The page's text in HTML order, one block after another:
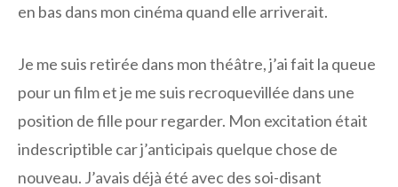
en bas dans mon cinéma quand elle arriverait.
Je me suis retirée dans mon théâtre, j’ai fait la queue
pour un film et je me suis recroquevillée dans une
position de fille pour regarder. Mon excitation était
indescriptible car j’anticipais quelque chose de
nouveau. J’avais déjà été avec des soi-disant